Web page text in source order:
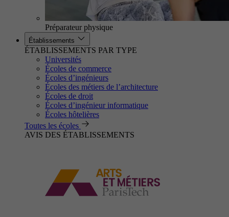
Préparateur physique
Établissements
ÉTABLISSEMENTS PAR TYPE
Universités
Écoles de commerce
Écoles d’ingénieurs
Écoles des métiers de l’architecture
Écoles de droit
Écoles d’ingénieur informatique
Écoles hôtelières
Toutes les écoles
AVIS DES ÉTABLISSEMENTS